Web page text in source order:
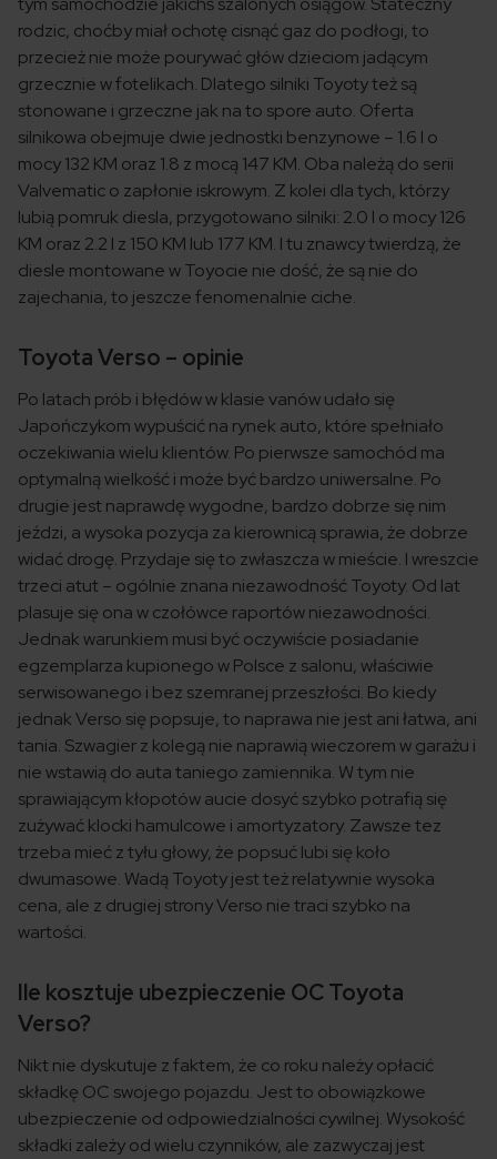
rodzic, choćby miał ochotę cisnąć gaz do podłogi, to
przecież nie może pourywać głów dzieciom jadącym
grzecznie w fotelikach. Dlatego silniki Toyoty też są
stonowane i grzeczne jak na to spore auto. Oferta
silnikowa obejmuje dwie jednostki benzynowe – 1.6 l o
mocy 132 KM oraz 1.8 z mocą 147 KM. Oba należą do serii
Valvematic o zapłonie iskrowym. Z kolei dla tych, którzy
lubią pomruk diesla, przygotowano silniki: 2.0 l o mocy 126
KM oraz 2.2 l z 150 KM lub 177 KM. I tu znawcy twierdzą, że
diesle montowane w Toyocie nie dość, że są nie do
zajechania, to jeszcze fenomenalnie ciche.
Toyota Verso – opinie
Po latach prób i błędów w klasie vanów udało się
Japończykom wypuścić na rynek auto, które spełniało
oczekiwania wielu klientów. Po pierwsze samochód ma
optymalną wielkość i może być bardzo uniwersalne. Po
drugie jest naprawdę wygodne, bardzo dobrze się nim
jeździ, a wysoka pozycja za kierownicą sprawia, że dobrze
widać drogę. Przydaje się to zwłaszcza w mieście. I wreszcie
trzeci atut – ogólnie znana niezawodność Toyoty. Od lat
plasuje się ona w czołówce raportów niezawodności.
Jednak warunkiem musi być oczywiście posiadanie
egzemplarza kupionego w Polsce z salonu, właściwie
serwisowanego i bez szemranej przeszłości. Bo kiedy
jednak Verso się popsuje, to naprawa nie jest ani łatwa, ani
tania. Szwagier z kolegą nie naprawią wieczorem w garażu i
nie wstawią do auta taniego zamiennika. W tym nie
sprawiającym kłopotów aucie dosyć szybko potrafią się
zużywać klocki hamulcowe i amortyzatory. Zawsze tez
trzeba mieć z tyłu głowy, że popsuć lubi się koło
dwumasowe. Wadą Toyoty jest też relatywnie wysoka
cena, ale z drugiej strony Verso nie traci szybko na
wartości.
Ile kosztuje ubezpieczenie OC Toyota
Verso?
Nikt nie dyskutuje z faktem, że co roku należy opłacić
składkę OC swojego pojazdu. Jest to obowiązkowe
ubezpieczenie od odpowiedzialności cywilnej. Wysokość
składki zależy od wielu czynników, ale zazwyczaj jest